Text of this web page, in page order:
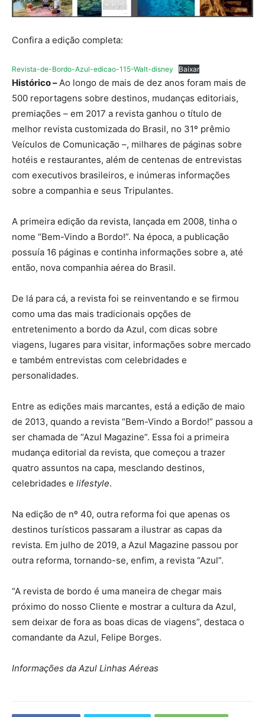
Confira a edição completa:
Revista-de-Bordo-Azul-edicao-115-Walt-disney Baixar
Histórico –Ao longo de mais de dez anos foram mais de
500 reportagens sobre destinos, mudanças editoriais,
premiações – em 2017 a revista ganhou o título de
melhor revista customizada do Brasil, no 31º prêmio
Veículos de Comunicação –, milhares de páginas sobre
hotéis e restaurantes, além de centenas de entrevistas
com executivos brasileiros, e inúmeras informações
sobre a companhia e seus Tripulantes.
A primeira edição da revista, lançada em 2008, tinha o
nome “Bem-Vindo a Bordo!”. Na época, a publicação
possuía 16 páginas e continha informações sobre a, até
então, nova companhia aérea do Brasil.
De lá para cá, a revista foi se reinventando e se firmou
como uma das mais tradicionais opções de
entretenimento a bordo da Azul, com dicas sobre
viagens, lugares para visitar, informações sobre mercado
e também entrevistas com celebridades e
personalidades.
Entre as edições mais marcantes, está a edição de maio
de 2013, quando a revista “Bem-Vindo a Bordo!” passou a
ser chamada de “Azul Magazine”. Essa foi a primeira
mudança editorial da revista, que começou a trazer
quatro assuntos na capa, mesclando destinos,
celebridades e lifestyle.
Na edição de nº 40, outra reforma foi que apenas os
destinos turísticos passaram a ilustrar as capas da
revista. Em julho de 2019, a Azul Magazine passou por
outra reforma, tornando-se, enfim, a revista “Azul”.
“A revista de bordo é uma maneira de chegar mais
próximo do nosso Cliente e mostrar a cultura da Azul,
sem deixar de fora as boas dicas de viagens”, destaca o
comandante da Azul, Felipe Borges.
Informações da Azul Linhas Aéreas